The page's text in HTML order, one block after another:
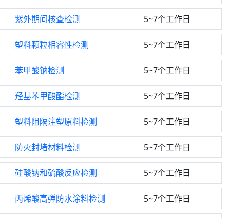
紫外期间核查检测 5~7个工作日
塑料颗粒相容性检测 5~7个工作日
苯甲酸钠检测 5~7个工作日
羟基苯甲酸酯检测 5~7个工作日
塑料阻隔注塑原料检测 5~7个工作日
防火封堵材料检测 5~7个工作日
硅酸钠和硫酸反应检测 5~7个工作日
丙烯酸高弹防水涂料检测 5~7个工作日